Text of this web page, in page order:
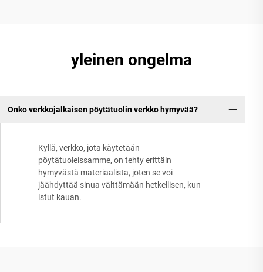
yleinen ongelma
Onko verkkojalkaisen pöytätuolin verkko hymyvää?
Kyllä, verkko, jota käytetään
pöytätuoleissamme, on tehty erittäin
hymyvästä materiaalista, joten se voi
jäähdyttää sinua välttämään hetkellisen, kun
istut kauan.